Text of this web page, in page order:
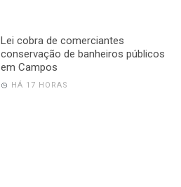
Lei cobra de comerciantes
conservação de banheiros públicos
em Campos
HÁ 17 HORAS